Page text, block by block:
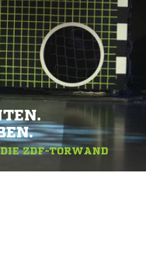
ZDF-TORWAND